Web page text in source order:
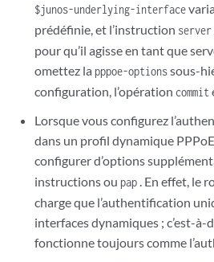
$junos-underlying-interface
prédéfinie, et l’instruction server
pour qu’il agisse en tant que
omettez lapppoe-optionssous-
configuration, l’opération commit
Lorsque vous configurez
dans un profil dynamique
configurer d’options
instructions oupap . En effet, le
charge que l’authentification
interfaces dynamiques ; c’est-
fonctionne toujours comme